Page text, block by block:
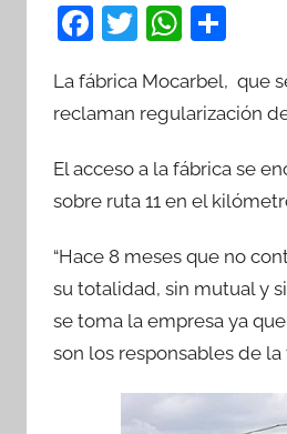
F
c
e
b
o
k
T
itt
er
W
at
s
A
p
m
p
ar
tir
La fábrica Mocarbel, que
reclaman regularización
El acceso a la fábrica se
sobre ruta 11 en el
“Hace 8 meses que no
su totalidad, sin mutual y
se toma la empresa ya
son los responsables de